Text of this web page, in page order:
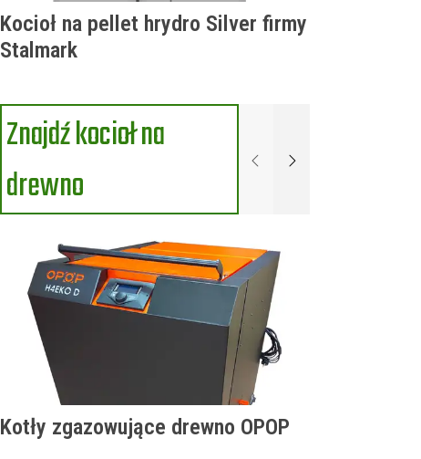
Kocioł na pellet hrydro Silver firmy
Stalmark
Znajdź kocioł na
drewno
PoprzednieNastępne
Kotły zgazowujące drewno OPOP